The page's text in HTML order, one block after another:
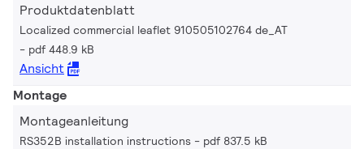
Produktdatenblatt
Localized commercial leaflet 910505102764 de_AT
pdf 448.9 kB
Ansicht
Montage
Montageanleitung
RS352B installation instructions pdf 837.5 kB